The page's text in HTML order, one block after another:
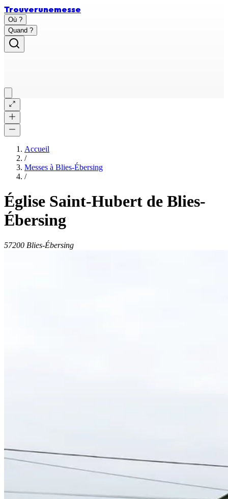
Trouverunemesse
Où ?
Quand ?
Accueil
/
Messes à Blies-Ébersing
/
Église Saint-Hubert de Blies-
Ébersing
57200 Blies-Ébersing